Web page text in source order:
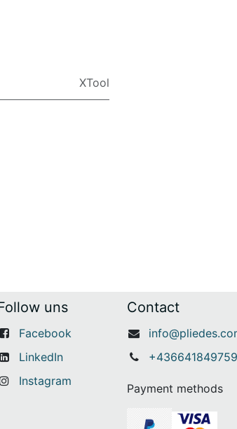
XTool
uns
Facebook
LinkedIn
Instagram
Contact
Payment methods